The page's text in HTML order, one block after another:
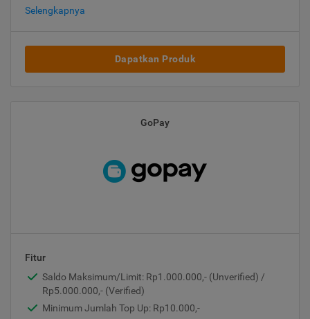
Selengkapnya
Dapatkan Produk
GoPay
Fitur
Saldo Maksimum/Limit: Rp1.000.000,- (Unverified) /
Rp5.000.000,- (Verified)
Minimum Jumlah Top Up: Rp10.000,-